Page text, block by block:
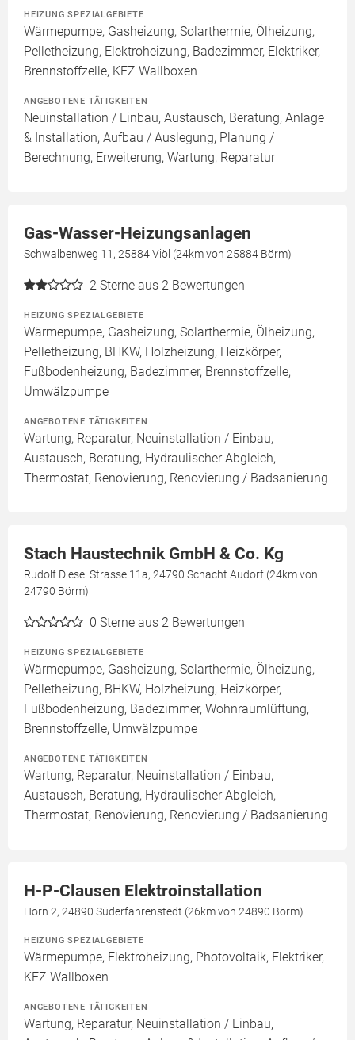
HEIZUNG SPEZIALGEBIETE
Wärmepumpe, Gasheizung, Solarthermie, Ölheizung,
Pelletheizung, Elektroheizung, Badezimmer, Elektriker,
Brennstoffzelle, KFZ Wallboxen
ANGEBOTENE TÄTIGKEITEN
Neuinstallation / Einbau, Austausch, Beratung, Anlage
& Installation, Aufbau / Auslegung, Planung /
Berechnung, Erweiterung, Wartung, Reparatur
Gas-Wasser-Heizungsanlagen
Schwalbenweg 11, 25884 Viöl (24km von 25884 Börm)
2 Sterne aus 2 Bewertungen
HEIZUNG SPEZIALGEBIETE
Wärmepumpe, Gasheizung, Solarthermie, Ölheizung,
Pelletheizung, BHKW, Holzheizung, Heizkörper,
Fußbodenheizung, Badezimmer, Brennstoffzelle,
Umwälzpumpe
ANGEBOTENE TÄTIGKEITEN
Wartung, Reparatur, Neuinstallation / Einbau,
Austausch, Beratung, Hydraulischer Abgleich,
Thermostat, Renovierung, Renovierung / Badsanierung
Stach Haustechnik GmbH & Co. Kg
Rudolf Diesel Strasse 11a, 24790 Schacht Audorf (24km von
24790 Börm)
0 Sterne aus 2 Bewertungen
HEIZUNG SPEZIALGEBIETE
Wärmepumpe, Gasheizung, Solarthermie, Ölheizung,
Pelletheizung, BHKW, Holzheizung, Heizkörper,
Fußbodenheizung, Badezimmer, Wohnraumlüftung,
Brennstoffzelle, Umwälzpumpe
ANGEBOTENE TÄTIGKEITEN
Wartung, Reparatur, Neuinstallation / Einbau,
Austausch, Beratung, Hydraulischer Abgleich,
Thermostat, Renovierung, Renovierung / Badsanierung
H-P-Clausen Elektroinstallation
Hörn 2, 24890 Süderfahrenstedt (26km von 24890 Börm)
HEIZUNG SPEZIALGEBIETE
Wärmepumpe, Elektroheizung, Photovoltaik, Elektriker,
KFZ Wallboxen
ANGEBOTENE TÄTIGKEITEN
Wartung, Reparatur, Neuinstallation / Einbau,